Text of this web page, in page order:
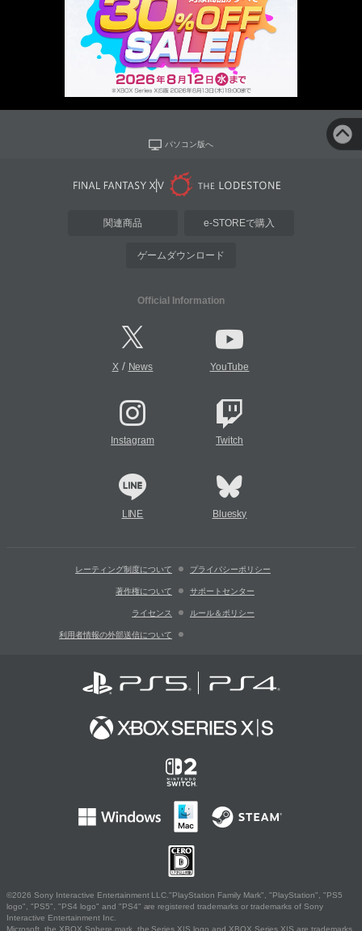
パソコン版へ
関連商品 e-STOREで購入
ゲームダウンロード
Official Information
X/ News YouTube
Instagram Twitch
LINE Bluesky
レーティング制度について プライバシーポリシー
著作権について サポートセンター
ライセンス ルール＆ポリシー
利用者情報の外部送信について
©2026 Sony Interactive Entertainment LLC."PlayStation Family Mark", "PlayStation", "PS5
logo", "PS5", "PS4 logo" and "PS4" are registered trademarks or trademarks of Sony
Interactive Entertainment Inc.
Microsoft, the XBOX Sphere mark, the Series X|S logo and XBOX Series X|S are trademarks